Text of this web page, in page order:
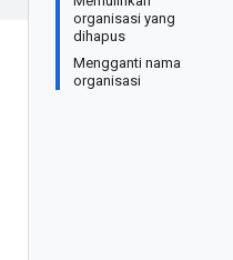
organisasi yang
dihapus
Mengganti nama
organisasi